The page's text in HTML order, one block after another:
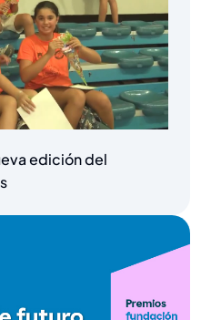
edición del